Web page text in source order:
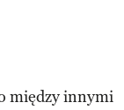
między innymi